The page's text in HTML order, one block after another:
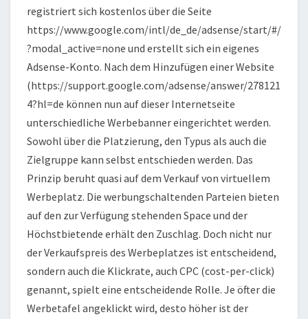
registriert sich kostenlos über die Seite
https://www.google.com/intl/de_de/adsense/start/#/
?modal_active=none und erstellt sich ein eigenes
Adsense-Konto. Nach dem Hinzufügen einer Website
(https://support.google.com/adsense/answer/278121
4?hl=de können nun auf dieser Internetseite
unterschiedliche Werbebanner eingerichtet werden.
Sowohl über die Platzierung, den Typus als auch die
Zielgruppe kann selbst entschieden werden. Das
Prinzip beruht quasi auf dem Verkauf von virtuellem
Werbeplatz. Die werbungschaltenden Parteien bieten
auf den zur Verfügung stehenden Space und der
Höchstbietende erhält den Zuschlag. Doch nicht nur
der Verkaufspreis des Werbeplatzes ist entscheidend,
sondern auch die Klickrate, auch CPC (cost-per-click)
genannt, spielt eine entscheidende Rolle. Je öfter die
Werbetafel angeklickt wird, desto höher ist der